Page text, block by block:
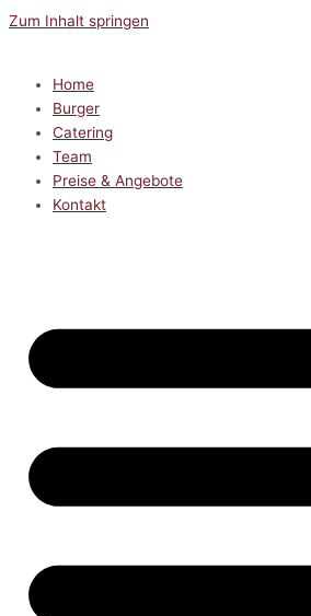
Zum Inhalt springen
Home
Burger
Catering
Team
Preise & Angebote
Kontakt